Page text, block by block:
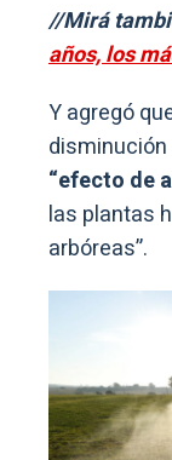
//Mirá
años, los
Y agregó
disminución
“efecto de
las plantas
arbóreas”.